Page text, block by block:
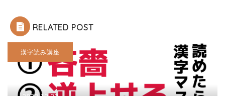
RELATED POST
漢字読み講座